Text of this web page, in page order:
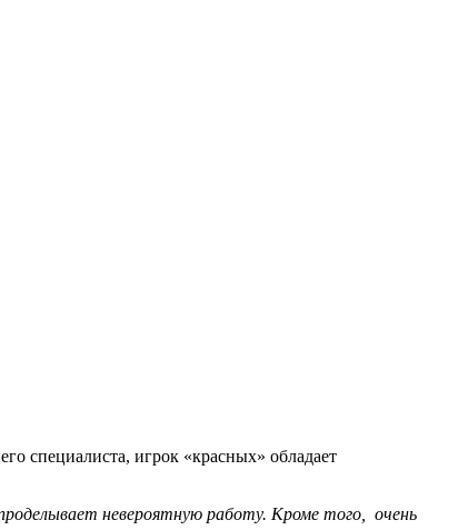
специалиста, игрок «красных» обладает
невероятную работу. Кроме того, очень